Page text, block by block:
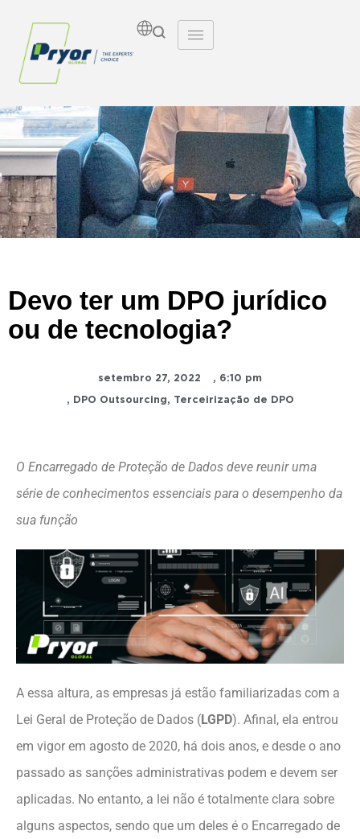
Insights
Devo ter um DPO jurídico
ou de tecnologia?
setembro 27, 2022 , 6:10 pm
, DPO Outsourcing, Terceirização de DPO
O Encarregado de Proteção de Dados deve reunir uma
série de conhecimentos essenciais para o desempenho da
sua função
A essa altura, as empresas já estão familiarizadas com a
Lei Geral de Proteção de Dados (LGPD). Afinal, ela entrou
em vigor em agosto de 2020, há dois anos, e desde o ano
passado as sanções administrativas podem e devem ser
aplicadas. No entanto, a lei não é totalmente clara sobre
alguns aspectos, sendo que um deles é o Encarregado de